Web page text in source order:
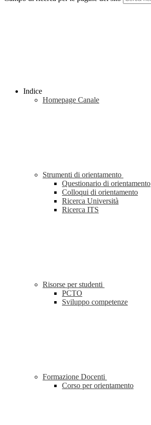
Indice
Homepage Canale
Strumenti di orientamento
Questionario di orientamento
Colloqui di orientamento
Ricerca Università
Ricerca ITS
Risorse per studenti
PCTO
Sviluppo competenze
Formazione Docenti
Corso per orientamento